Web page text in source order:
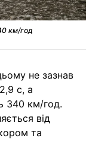
км/год
не зазнав
с, а
340 км/год.
від
та